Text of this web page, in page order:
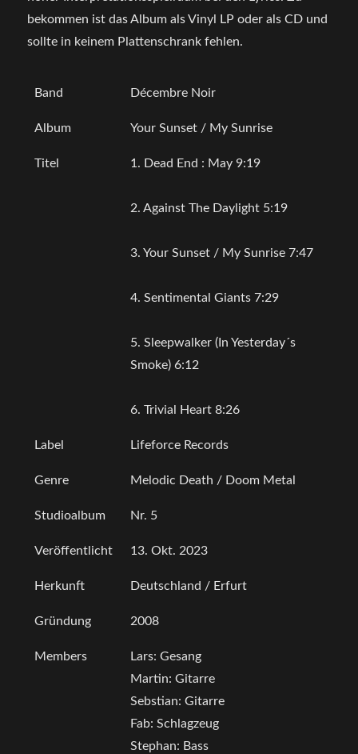
bekommen ist das Album als Vinyl LP oder als CD und
sollte in keinem Plattenschrank fehlen.
Band Décembre Noir
Album Your Sunset / My Sunrise
Titel 1. Dead End : May 9:19
2. Against The Daylight 5:19
3. Your Sunset / My Sunrise 7:47
4. Sentimental Giants 7:29
5. Sleepwalker (In Yesterday´s
Smoke) 6:12
6. Trivial Heart 8:26
Label Lifeforce Records
Genre Melodic Death / Doom Metal
Studioalbum Nr. 5
Veröffentlicht 13. Okt. 2023
Herkunft Deutschland / Erfurt
Gründung 2008
Members
Lars: Gesang
Martin: Gitarre
Sebstian: Gitarre
Fab: Schlagzeug
Stephan: Bass